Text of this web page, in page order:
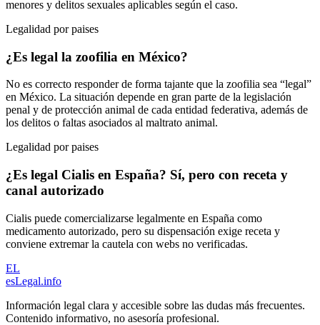
menores y delitos sexuales aplicables según el caso.
Legalidad por paises
¿Es legal la zoofilia en México?
No es correcto responder de forma tajante que la zoofilia sea “legal”
en México. La situación depende en gran parte de la legislación
penal y de protección animal de cada entidad federativa, además de
los delitos o faltas asociados al maltrato animal.
Legalidad por paises
¿Es legal Cialis en España? Sí, pero con receta y
canal autorizado
Cialis puede comercializarse legalmente en España como
medicamento autorizado, pero su dispensación exige receta y
conviene extremar la cautela con webs no verificadas.
EL
esLegal.info
Información legal clara y accesible sobre las dudas más frecuentes.
Contenido informativo, no asesoría profesional.